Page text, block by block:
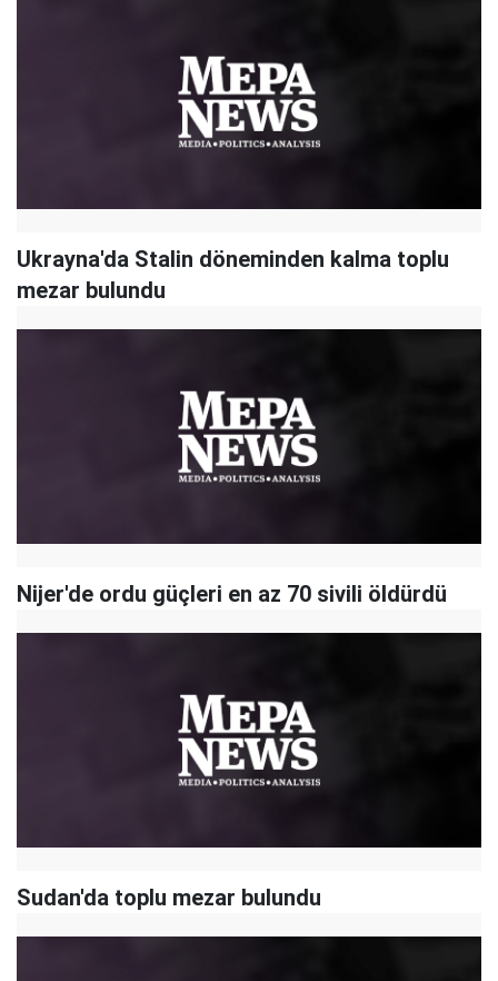
Ukrayna'da Stalin döneminden kalma toplu
mezar bulundu
Nijer'de ordu güçleri en az 70 sivili öldürdü
Sudan'da toplu mezar bulundu